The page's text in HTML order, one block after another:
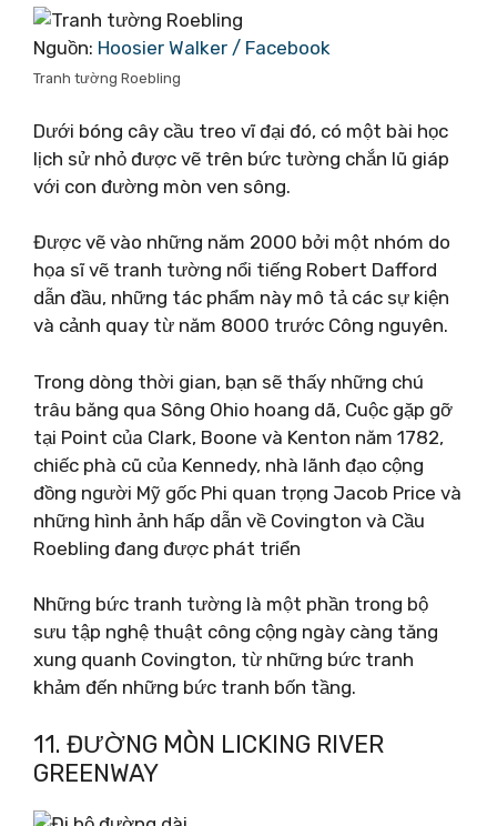
Nguồn: Hoosier Walker / Facebook
Tranh tường Roebling
Dưới bóng cây cầu treo vĩ đại đó, có một bài học
lịch sử nhỏ được vẽ trên bức tường chắn lũ giáp
với con đường mòn ven sông.
Được vẽ vào những năm 2000 bởi một nhóm do
họa sĩ vẽ tranh tường nổi tiếng Robert Dafford
dẫn đầu, những tác phẩm này mô tả các sự kiện
và cảnh quay từ năm 8000 trước Công nguyên.
Trong dòng thời gian, bạn sẽ thấy những chú
trâu băng qua Sông Ohio hoang dã, Cuộc gặp gỡ
tại Point của Clark, Boone và Kenton năm 1782,
chiếc phà cũ của Kennedy, nhà lãnh đạo cộng
đồng người Mỹ gốc Phi quan trọng Jacob Price và
những hình ảnh hấp dẫn về Covington và Cầu
Roebling đang được phát triển
Những bức tranh tường là một phần trong bộ
sưu tập nghệ thuật công cộng ngày càng tăng
xung quanh Covington, từ những bức tranh
khảm đến những bức tranh bốn tầng.
11. ĐƯỜNG MÒN LICKING RIVER
GREENWAY